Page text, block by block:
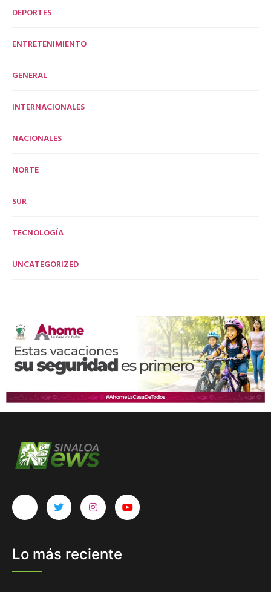
DEPORTES
ENTRETENIMIENTO
GENERAL
INTERNACIONALES
NACIONALES
NORTE
SUR
TECNOLOGÍA
UNCATEGORIZED
Lo más reciente